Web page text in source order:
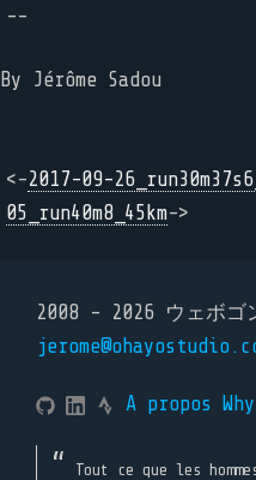
--
By Jérôme Sadou
<-2017-09-
05_run40m8_45km->
2008 - 2026 ウェボ
A propos
Tout ce que les